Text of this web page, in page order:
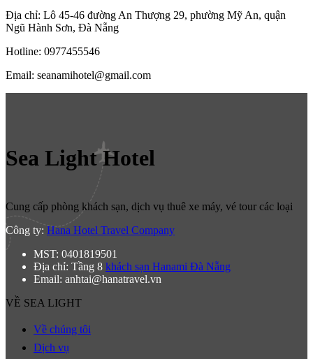
Địa chỉ: Lô 45-46 đường An Thượng 29, phường Mỹ An, quận
Ngũ Hành Sơn, Đà Nẵng
Hotline: 0977455546
Email: seanamihotel@gmail.com
Sea Light Hotel
Cung cấp phòng khách sạn, dịch vụ thuê xe máy, vé tour các loại
Công ty: Hana Hotel Travel Company
MST: 0401819501
Địa chỉ: Tầng 8 khách sạn Hanami Đà Nẵng
Email: anhtai@hanatravel.vn
VỀ SEA LIGHT
Về chúng tôi
Dịch vụ